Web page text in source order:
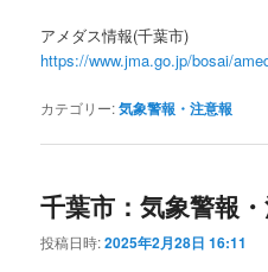
アメダス情報(千葉市)
https://www.jma.go.jp/bosai/
カテゴリー:気象警報・注意報
千葉市：気象警報
投稿日時:2025年2月28日 16:11